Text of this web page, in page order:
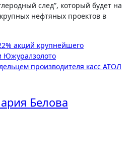
след”, который будет на
нефтяных проектов в
акций крупнейшего
Южуралзолото
производителя касс АТОЛ
Белова